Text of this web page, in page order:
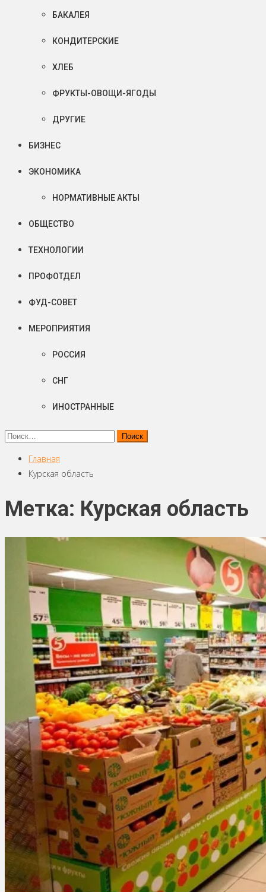
БАКАЛЕЯ
КОНДИТЕРСКИЕ
ХЛЕБ
ФРУКТЫ-ОВОЩИ-ЯГОДЫ
ДРУГИЕ
БИЗНЕС
ЭКОНОМИКА
НОРМАТИВНЫЕ АКТЫ
ОБЩЕСТВО
ТЕХНОЛОГИИ
ПРОФОТДЕЛ
ФУД-СОВЕТ
МЕРОПРИЯТИЯ
РОССИЯ
СНГ
ИНОСТРАННЫЕ
Найти:
Главная
Курская область
Метка: Курская область